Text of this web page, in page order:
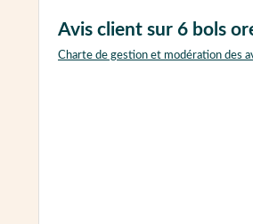
Avis client sur 6 bols
Charte de gestion et modération des